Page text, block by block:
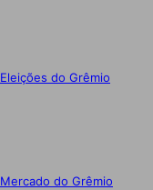
Eleições do Grêmio
Mercado do Grêmio